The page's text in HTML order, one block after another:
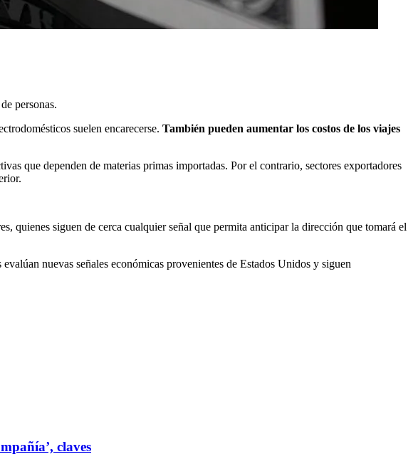
personas.
suelen encarecerse. También pueden aumentar los costos de los viajes
que dependen de materias primas importadas. Por el contrario, sectores exportadores
quienes siguen de cerca cualquier señal que permita anticipar la dirección que tomará el
nuevas señales económicas provenientes de Estados Unidos y siguen
claves